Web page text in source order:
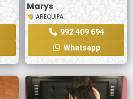
Marys
AREQUIPA
992 409 694
Whatsapp